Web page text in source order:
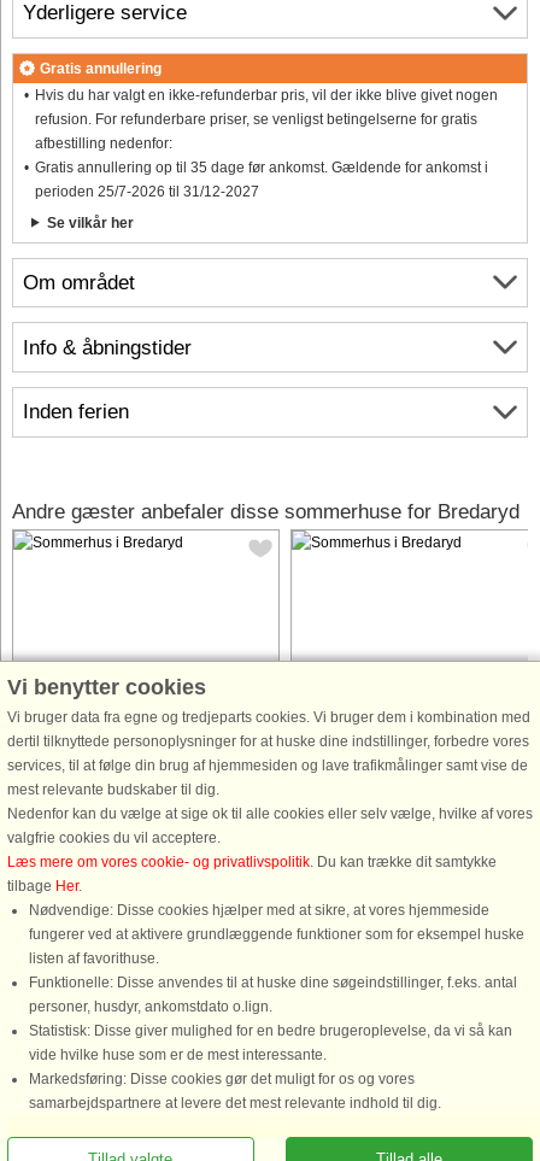
Ring for at bestille
Om området
Info & åbningstider
Inden ferien
Yderligere service
Gratis annullering
Hvis du har valgt en ikke-refunderbar pris, vil der ikke blive givet nogen
refusion. For refunderbare priser, se venligst betingelserne for gratis
afbestilling nedenfor:
Gratis annullering op til 35 dage før ankomst. Gældende for ankomst i
perioden 25/7-2026 til 31/12-2027
Se vilkår her
Andre gæster anbefaler disse sommerhuse for Bredaryd
Hus nr: 62867
Bredaryd
6 personer, 60 m²
50 m til kyst.
Välkommen till denna unika fastighet
som består av tre charmiga stugor i U-
form. Två av husen är uthyrningsbara
sommarbostad av ägaren själv. Här
kan du hyra stugan som kallas ...
fra 6.002 DKK
Bredaryd
5 personer, 70 m²
50 m til kyst.
som består av tre charmiga stugor i
och det tredje används som
kan du hyra den största stugan ...
Vi benytter cookies
Vi bruger data fra egne og tredjeparts cookies. Vi bruger dem i kombination med
dertil tilknyttede personoplysninger for at huske dine indstillinger, forbedre vores
services, til at følge din brug af hjemmesiden og lave trafikmålinger samt vise de
mest relevante budskaber til dig.
Nedenfor kan du vælge at sige ok til alle cookies eller selv vælge, hvilke af vores
valgfrie cookies du vil acceptere.
Læs mere om vores cookie- og privatlivspolitik. Du kan trække dit samtykke
tilbage Her.
Nødvendige: Disse cookies hjælper med at sikre, at vores hjemmeside
fungerer ved at aktivere grundlæggende funktioner som for eksempel huske
listen af favorithuse.
Funktionelle: Disse anvendes til at huske dine søgeindstillinger, f.eks. antal
personer, husdyr, ankomstdato o.lign.
Statistisk: Disse giver mulighed for en bedre brugeroplevelse, da vi så kan
vide hvilke huse som er de mest interessante.
Markedsføring: Disse cookies gør det muligt for os og vores
samarbejdspartnere at levere det mest relevante indhold til dig.